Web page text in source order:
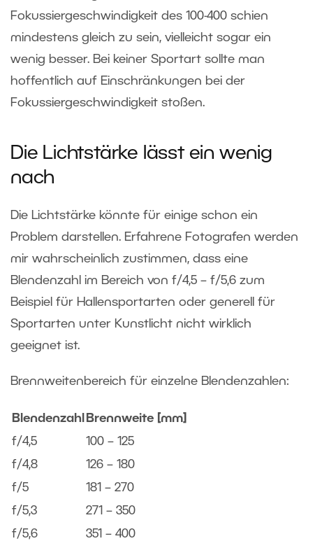
Fokussiergeschwindigkeit des 100-400 schien
mindestens gleich zu sein, vielleicht sogar ein
wenig besser. Bei keiner Sportart sollte man
hoffentlich auf Einschränkungen bei der
Fokussiergeschwindigkeit stoßen.
Die Lichtstärke lässt ein wenig
nach
Die Lichtstärke könnte für einige schon ein
Problem darstellen. Erfahrene Fotografen werden
mir wahrscheinlich zustimmen, dass eine
Blendenzahl im Bereich von f/4,5 – f/5,6 zum
Beispiel für Hallensportarten oder generell für
Sportarten unter Kunstlicht nicht wirklich
geeignet ist.
Brennweitenbereich für einzelne Blendenzahlen:
Blendenzahl Brennweite [mm]
f/4,5 100 – 125
f/4,8 126 – 180
f/5 181 – 270
f/5,3 271 – 350
f/5,6 351 – 400